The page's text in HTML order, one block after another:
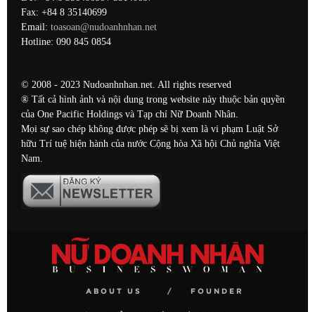
Fax: +84 8 35140699
Email: toasoan@nudoanhnhan.net
Hotline: 090 845 0854
© 2008 - 2023 Nudoanhnhan.net. All rights reserved
® Tất cả hình ảnh và nội dung trong website này thuộc bản quyền
của One Pacific Holdings và Tạp chí Nữ Doanh Nhân.
Mọi sự sao chép không được phép sẽ bị xem là vi phạm Luật Sở
hữu Trí tuệ hiện hành của nước Cộng hòa Xã hội Chủ nghĩa Việt
Nam.
ABOUT US FOUNDER